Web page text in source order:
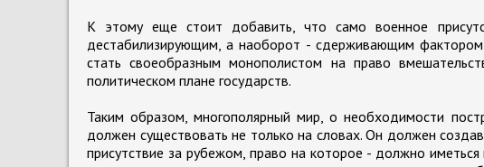
К этому еще стоит добавить, что само военное
дестабилизирующим, а наоборот - сдерживающим
стать своеобразным монополистом на право
политическом плане государств.
Таким образом, многополярный мир, о необходимости
должен существовать не только на словах. Он должен
присутствие за рубежом, право на которое - должно